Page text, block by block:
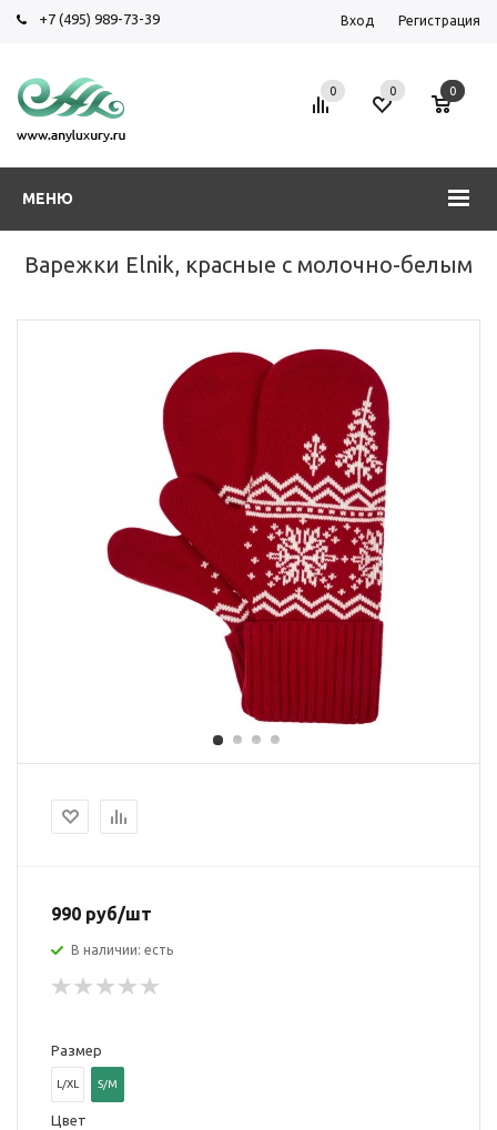
+7 (495) 989-73-39 Вход Регистрация
МЕНЮ
0 0 0
Варежки Elnik, красные с молочно-белым
990 руб/шт
В наличии: есть
Размер
L/XL S/M
Цвет